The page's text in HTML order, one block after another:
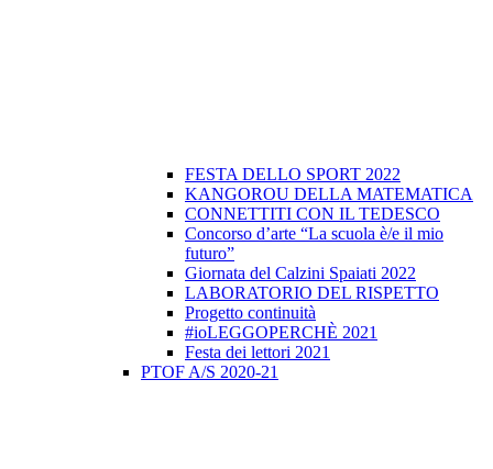
FESTA DELLO SPORT 2022
KANGOROU DELLA MATEMATICA
CONNETTITI CON IL TEDESCO
Concorso d’arte “La scuola è/e il mio
futuro”
Giornata del Calzini Spaiati 2022
LABORATORIO DEL RISPETTO
Progetto continuità
#ioLEGGOPERCHÈ 2021
Festa dei lettori 2021
PTOF A/S 2020-21